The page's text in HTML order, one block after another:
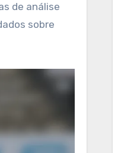
de análise
sobre